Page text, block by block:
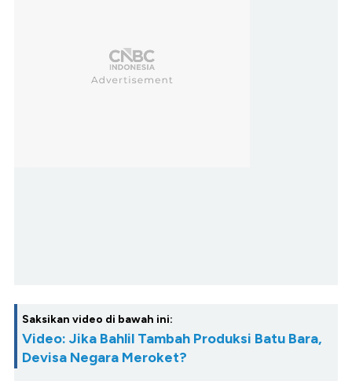
Saksikan video di bawah ini:
Video: Jika Bahlil Tambah Produksi Batu Bara,
Devisa Negara Meroket?